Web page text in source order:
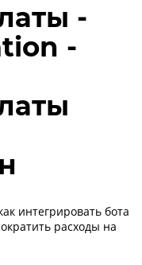
-
-
интегрировать бота
расходы на